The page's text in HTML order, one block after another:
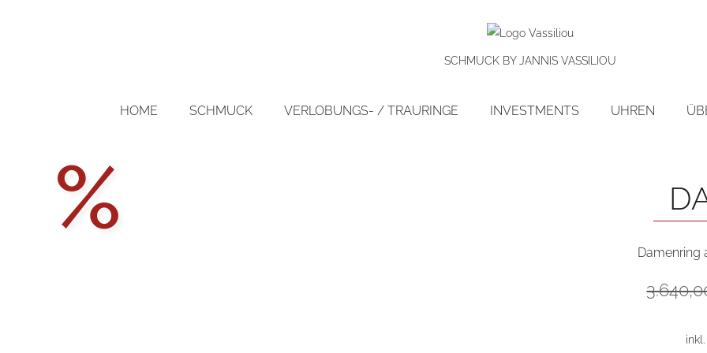
SCHMUCK BY JANNIS VASSILIOU
HOME SCHMUCK VERLOBUNGS- / TRAURINGE INVESTMENTS UHREN
Aktionspreis!
%
Damenring